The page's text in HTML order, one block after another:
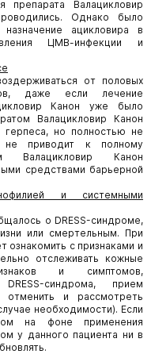
препарата Валацикловир
Однако было
ацикловира в
ЦМВ-инфекции и
от половых
даже если лечение
Канон уже было
Валацикловир Канон
герпеса, но полностью не
не приводит к полному
Валацикловир Канон
средствами барьерной
и системными
о DRESS-синдроме,
или смертельным. При
ознакомить с признаками и
отслеживать кожные
и симптомов,
синдрома, прием
отменить и рассмотреть
необходимости). Если
на фоне применения
у данного пациента ни в